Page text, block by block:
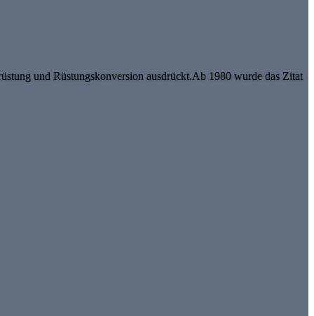
und Rüstungskonversion ausdrückt.Ab 1980 wurde das Zitat